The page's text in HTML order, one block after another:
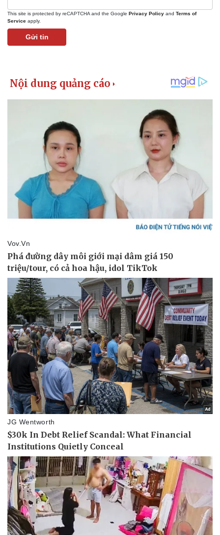
Pháp luật
Vụ án
Tư vấn luật
Quân sự - Quốc phòng
Vũ khí
Phân tích
This site is protected by reCAPTCHA and the Google Privacy Policy and Terms of
Service apply.
Gửi tin